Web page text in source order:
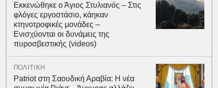
Εκκενώθηκε ο Άγιος Στυλιανός – Στις
φλόγες εργοστάσιο, κάηκαν
κτηνοτροφικές μονάδες –
Ενισχύονται οι δυνάμεις της
πυροσβεστικής (videos)
ΠΟΛΙΤΙΚΗ
Patriot στη Σαουδική Αραβία: Η νέα